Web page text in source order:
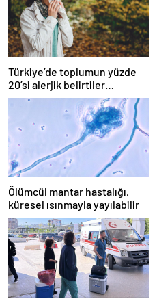
Türkiye’de toplumun yüzde
20’si alerjik belirtiler
gösteriyor
Ölümcül mantar hastalığı,
küresel ısınmayla yayılabilir